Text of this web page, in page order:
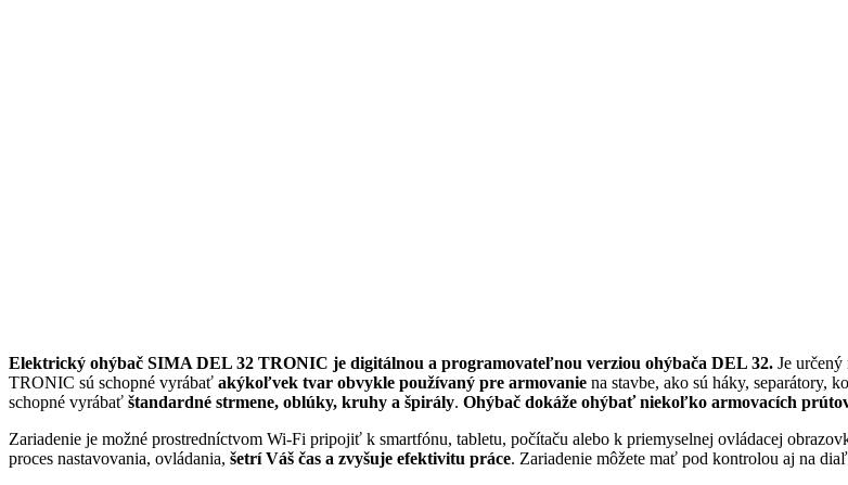
Elektrický ohýbač SIMA DEL 32 TRONIC je digitálnou a programovateľnou verziou ohýbača DEL 32. Je
TRONIC sú schopné vyrábať akýkoľvek tvar obvykle používaný pre armovanie na stavbe, ako sú háky, separátory,
schopné vyrábať štandardné strmene, oblúky, kruhy a špirály. Ohýbač dokáže ohýbať niekoľko armovacích
Zariadenie je možné prostredníctvom Wi-Fi pripojiť k smartfónu, tabletu, počítaču alebo k priemyselnej ovládacej
proces nastavovania, ovládania, šetrí Váš čas a zvyšuje efektivitu práce. Zariadenie môžete mať pod kontrolou aj na